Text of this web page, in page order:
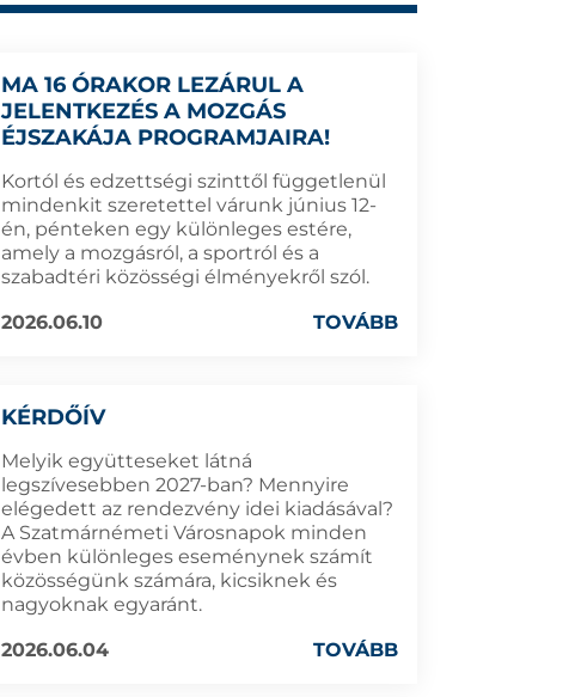
MA 16 ÓRAKOR LEZÁRUL A
JELENTKEZÉS A MOZGÁS
ÉJSZAKÁJA PROGRAMJAIRA!
Kortól és edzettségi szinttől függetlenül
mindenkit szeretettel várunk június 12-
én, pénteken egy különleges estére,
amely a mozgásról, a sportról és a
szabadtéri közösségi élményekről szól.
2026.06.10
TOVÁBB
KÉRDŐÍV
Melyik együtteseket látná
legszívesebben 2027-ban? Mennyire
elégedett az rendezvény idei kiadásával?
A Szatmárnémeti Városnapok minden
évben különleges eseménynek számít
közösségünk számára, kicsiknek és
nagyoknak egyaránt.
2026.06.04
TOVÁBB